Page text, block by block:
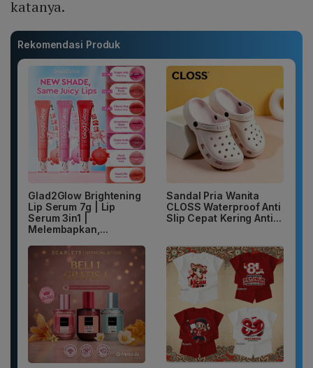
katanya.
Rekomendasi Produk
Glad2Glow Brightening
Lip Serum 7g | Lip
Serum 3in1 |
Melembapkan,...
Sandal Pria Wanita
CLOSS Waterproof Anti
Slip Cepat Kering Anti...